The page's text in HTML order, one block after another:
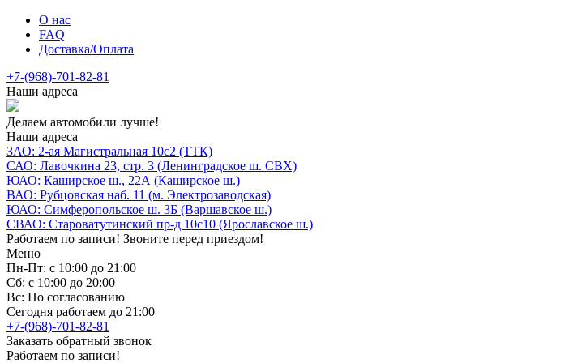
О нас
FAQ
Доставка/Оплата
+7-(968)-701-82-81
Наши адреса
Делаем автомобили лучше!
Наши адреса
ЗАО: 2-ая Магистральная 10с2 (ТТК)
САО: Лавочкина 23, стр. 3 (Ленинградское ш. СВХ)
ЮАО: Каширское ш., 22А (Каширское ш.)
ВАО: Рубцовская наб. 11 (м. Электрозаводская)
ЮАО: Симферопольское ш. 3Б (Варшавское ш.)
СВАО: Староватутинский пр-д 10с10 (Ярославское ш.)
Работаем по записи! Звоните перед приездом!
Меню
Пн-Пт: с 10:00 до 21:00
Сб: с 10:00 до 20:00
Вс: По согласованию
Сегодня работаем до 21:00
+7-(968)-701-82-81
Заказать обратный звонок
Работаем по записи!